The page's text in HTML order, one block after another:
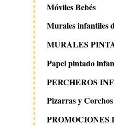
Móviles Bebés
Murales infantiles
MURALES
Papel pintado
PERCHEROS
Pizarras y Corchos
PROMOCIONES